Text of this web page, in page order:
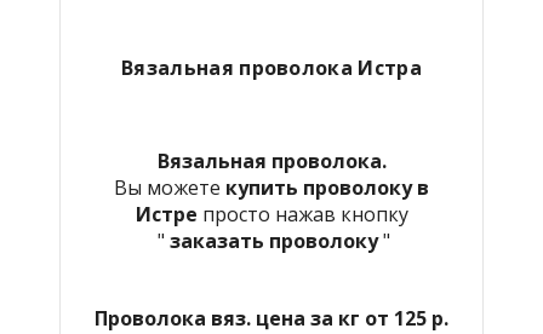
Вязальная проволока Истра
Вязальная проволока.
Вы можете купить проволоку в
Истре просто нажав кнопку
" заказать проволоку"
Проволока вяз. цена за кг от 125 р.